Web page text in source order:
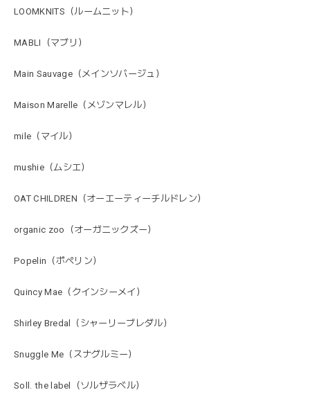
LOOMKNITS（ルームニット）
MABLI（マブリ）
Main Sauvage（メインソバージュ）
Maison Marelle（メゾンマレル）
mile（マイル）
mushie（ムシエ）
OAT CHILDREN（オーエーティーチルドレン）
organic zoo（オーガニックズー）
Popelin（ポペリン）
Quincy Mae（クインシーメイ）
Shirley Bredal（シャーリーブレダル）
Snuggle Me（スナグルミー）
Soll. the label（ソルザラベル）